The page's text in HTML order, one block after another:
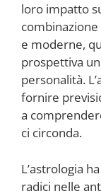
loro impatto
e moderne,
prospettiva
personalità.
fornire
a
ci circonda.
L’astrologia
radici nelle